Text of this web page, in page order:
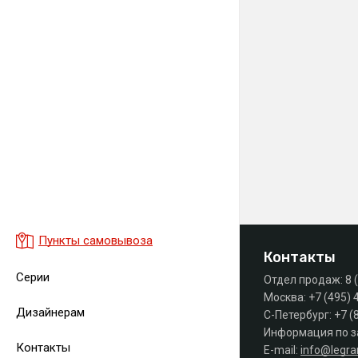
Пункты самовывоза
Серии
Дизайнерам
Контакты
Контакты
Отдел продаж: 8
Москва: +7 (495)
С-Петербург: +7
Информация по
E-mail: